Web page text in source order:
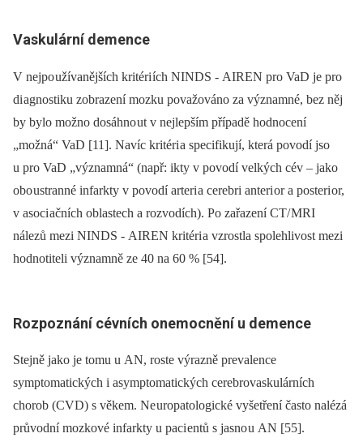
Vaskulární demence
V nejpo užívanějších kritéri ích NINDS -⁠ AIREN pro VaD je pro
di agnostiku zobrazení mozku považováno za významné, bez něj
by bylo možno dosáhno ut v nejlepším případě hodnocení
„možná“ VaD [11]. Navíc kritéri a specifikují, která povodí jso
u pro VaD „významná“ (např: ikty v povodí velkých cév –⁠ jako
obo ustranné infarkty v povodí arteri a cerebri anteri or a posteri or,
v asoci ačních oblastech a rozvodích). Po zařazení CT/ MRI
nálezů mezi NINDS -⁠ AIREN kritéri a vzrostla spolehlivost mezi
hodnotiteli významně ze 40 na 60 % [54].
Rozpoznání cévních onemocnění u demence
Stejně jako je tomu u AN, roste výrazně prevalence
symptomatických i asymptomatických cerebrovaskulárních
chorob (CVD) s věkem. Ne uropatologické vyšetření často nalézá
průvodní mozkové infarkty u paci entů s jasno u AN [55].